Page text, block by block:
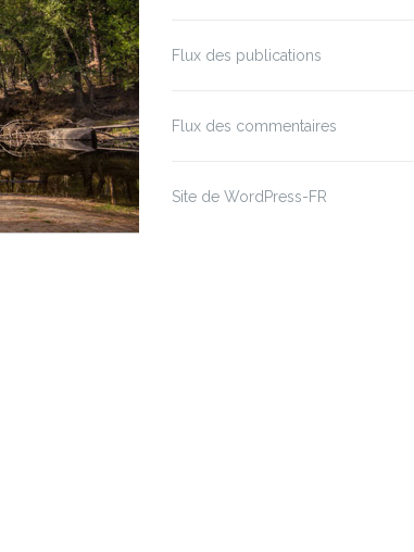
Flux des publications
Flux des commentaires
Site de WordPress-FR